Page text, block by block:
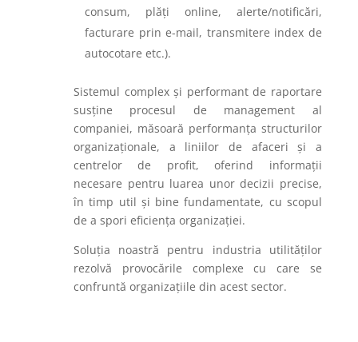
consum, plăți online, alerte/notificări,
facturare prin e-mail, transmitere index de
autocotare etc.).
Sistemul complex și performant de raportare
susține procesul de management al
companiei, măsoară performanța structurilor
organizaționale, a liniilor de afaceri și a
centrelor de profit, oferind informații
necesare pentru luarea unor decizii precise,
în timp util și bine fundamentate, cu scopul
de a spori eficiența organizației.
Soluția noastră pentru industria utilităților
rezolvă provocările complexe cu care se
confruntă organizațiile din acest sector.